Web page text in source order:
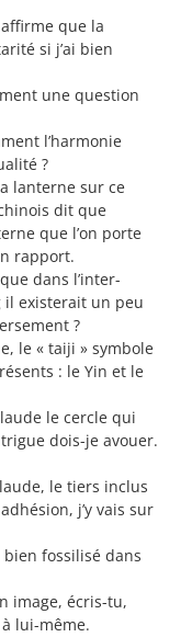
que la
si j’ai bien
une question
l’harmonie
?
lanterne sur ce
dit que
que l’on porte
rapport.
dans l’inter-
il existerait un peu
?
le « taiji » symbole
: le Yin et le
le cercle qui
dois-je avouer.
le tiers inclus
j’y vais sur
fossilisé dans
image, écris-tu,
lui-même.